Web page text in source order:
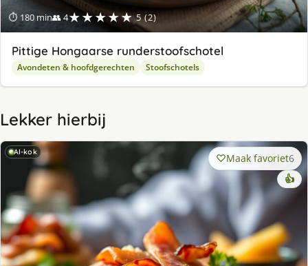
⏱ 180 min👥 4★★★★★ 5 (2)
Pittige Hongaarse runderstoofschotel
Avondeten & hoofdgerechten Stoofschotels
Lekker hierbij
AI-kok Maak favoriet6
👍